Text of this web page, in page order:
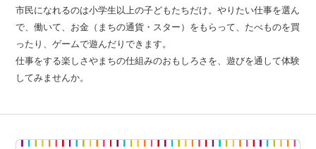
市民になれるのは小学生以上の子どもたちだけ。やりたい仕事を選ん
で、働いて、お金（まちの通貨・スター）をもらって、たべものを買
ったり、ゲームで遊んだりできます。
仕事をする楽しさやまちの仕組みのおもしろさを、遊びを通して体験
してみませんか。